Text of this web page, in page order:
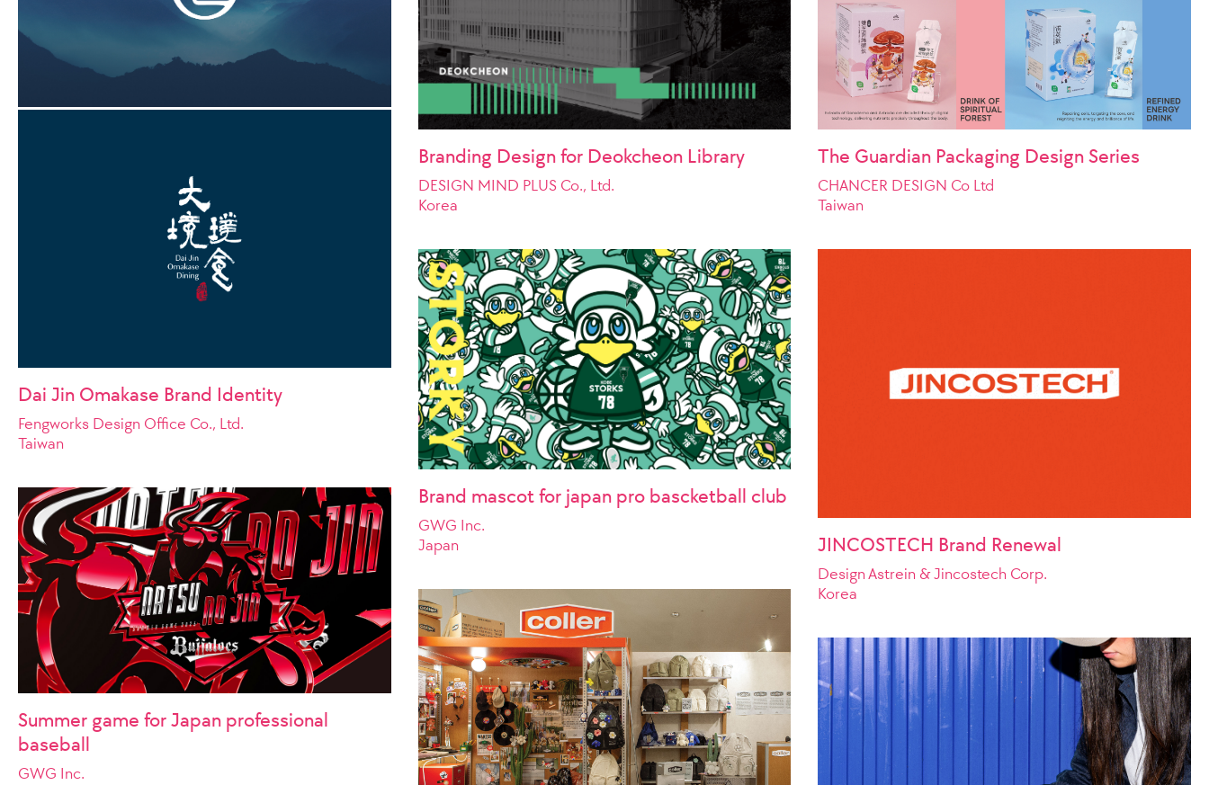
Dai Jin Omakase Brand Identity
Fengworks Design Office Co., Ltd.
Taiwan
Branding Design for Deokcheon Library
DESIGN MIND PLUS Co., Ltd.
Korea
The Guardian Packaging Design Series
CHANCER DESIGN Co Ltd
Taiwan
JINCOSTECH Brand Renewal
Design Astrein & Jincostech Corp.
Korea
Brand mascot for japan pro bascketball club
GWG Inc.
Japan
Summer game for Japan professional
baseball
GWG Inc.